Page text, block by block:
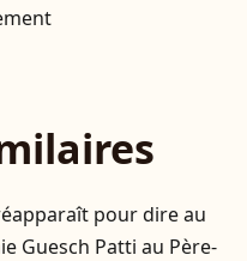
pour dire au
Guesch Patti au Père-